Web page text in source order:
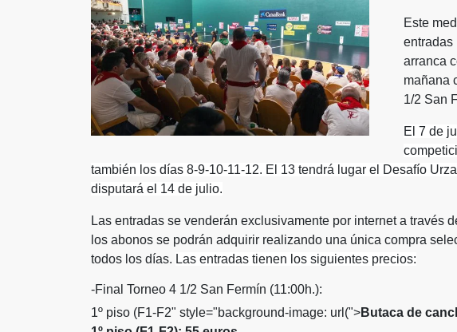
Este
entradas
arranca
mañana
1/2 San
El 7 de
también los días 8-9-10-11-12. El 13 tendrá lugar el Desafío
disputará el 14 de julio.
Las entradas se venderán exclusivamente por internet a través
los abonos se podrán adquirir realizando una única compra
todos los días. Las entradas tienen los siguientes precios:
-Final Torneo 4 1/2 San Fermín (11:00h.):
1º piso (F1-F2" style="background-image: url(">Butaca de